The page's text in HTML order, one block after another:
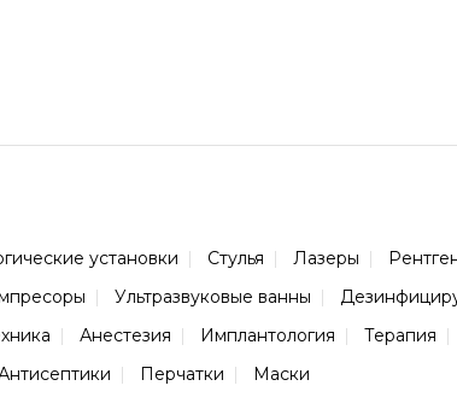
установки Стулья Лазеры
Ультразвуковые ванны
Анестезия Имплантология Терапия
Перчатки Маски